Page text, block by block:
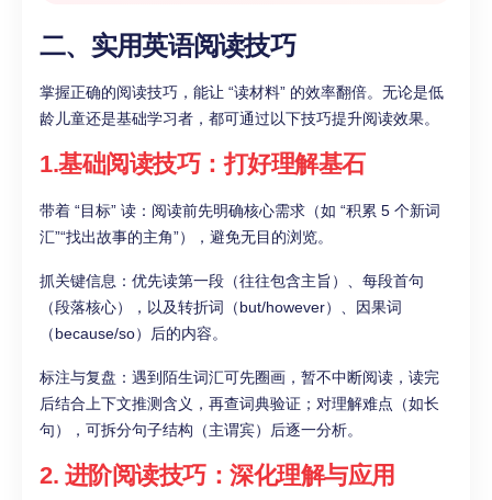
二、实用英语阅读技巧
掌握正确的阅读技巧，能让 “读材料” 的效率翻倍。无论是低
龄儿童还是基础学习者，都可通过以下技巧提升阅读效果。
1.基础阅读技巧：打好理解基石​
带着 “目标” 读：阅读前先明确核心需求（如 “积累 5 个新词
汇”“找出故事的主角”），避免无目的浏览。​
抓关键信息：优先读第一段（往往包含主旨）、每段首句
（段落核心），以及转折词（but/however）、因果词
（because/so）后的内容。​
标注与复盘：遇到陌生词汇可先圈画，暂不中断阅读，读完
后结合上下文推测含义，再查词典验证；对理解难点（如长
句），可拆分句子结构（主谓宾）后逐一分析。​
2. 进阶阅读技巧：深化理解与应用​